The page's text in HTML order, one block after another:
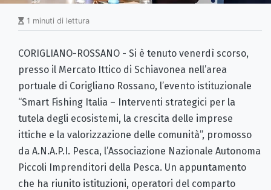
1 minuti di lettura
CORIGLIANO-ROSSANO - Si è tenuto venerdì scorso,
presso il Mercato Ittico di Schiavonea nell’area
portuale di Corigliano Rossano, l’evento istituzionale
“Smart Fishing Italia – Interventi strategici per la
tutela degli ecosistemi, la crescita delle imprese
ittiche e la valorizzazione delle comunità”, promosso
da A.N.A.P.I. Pesca, l’Associazione Nazionale Autonoma
Piccoli Imprenditori della Pesca. Un appuntamento
che ha riunito istituzioni, operatori del comparto